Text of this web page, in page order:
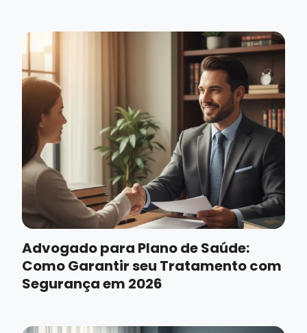
Advogado para Plano de Saúde:
Como Garantir seu Tratamento com
Segurança em 2026